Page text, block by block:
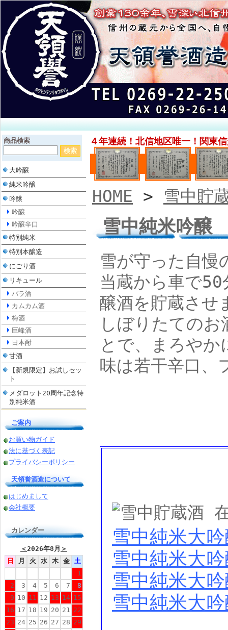
商品検索
大吟醸
純米吟醸
吟醸
吟醸
吟醸辛口
特別純米
特別本醸造
にごり酒
リキュール
バラ酒
カムカム酒
梅酒
巨峰酒
日本酎
甘酒
【新規限定】お試しセッ
ト
メダロット20周年記念特
別純米酒
ご案内
お買い物ガイド
法に基づく表記
プライバシーポリシー
天領誉酒造について
はじめまして
会社概要
カレンダー
＜2026年8月 ＞
日
月 火 水 木 金
土
1
2
3 4 5 6 7
8
9 10 11 12 13 14 15
16 17 18 19 20 21 22
23 24 25 26 27 28 29
４年連続！北信地区唯一！関東
HOME > 雪中貯
雪中純米吟
雪が守った自慢
当蔵から車で
醸酒を貯蔵させ
しぼりたての
とで、まろやか
味は若干辛口、
雪中純米大
雪中純米大
雪中純米大
雪中純米大